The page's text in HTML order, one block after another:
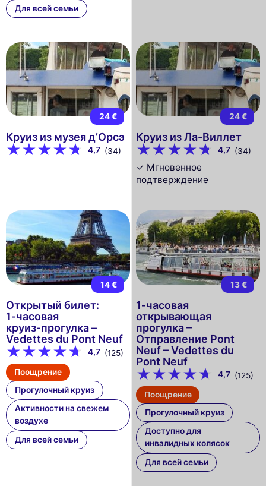
Для всей семьи
24 €
Круиз из музея д’Орсэ
4,7 (34)
24 €
Круиз из Ла-Виллет
4,7 (34)
✓ Мгновенное
подтверждение
14 €
Открытый билет:
1‑часовая
круиз‑прогулка –
Vedettes du Pont Neuf
4,7 (125)
Поощрение
Прогулочный круиз
Активности на свежем
воздухе
Для всей семьи
13 €
1‑часовая
открывающая
прогулка –
Отправление Pont
Neuf – Vedettes du
Pont Neuf
4,7 (125)
Поощрение
Прогулочный круиз
Доступно для
инвалидных колясок
Для всей семьи